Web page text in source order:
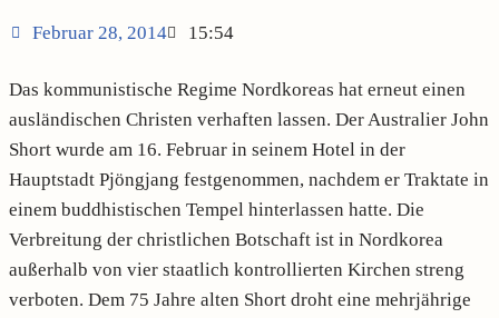
Februar 28, 2014 15:54
Das kommunistische Regime Nordkoreas hat erneut einen
ausländischen Christen verhaften lassen. Der Australier John
Short wurde am 16. Februar in seinem Hotel in der
Hauptstadt Pjöngjang festgenommen, nachdem er Traktate in
einem buddhistischen Tempel hinterlassen hatte. Die
Verbreitung der christlichen Botschaft ist in Nordkorea
außerhalb von vier staatlich kontrollierten Kirchen streng
verboten. Dem 75 Jahre alten Short droht eine mehrjährige